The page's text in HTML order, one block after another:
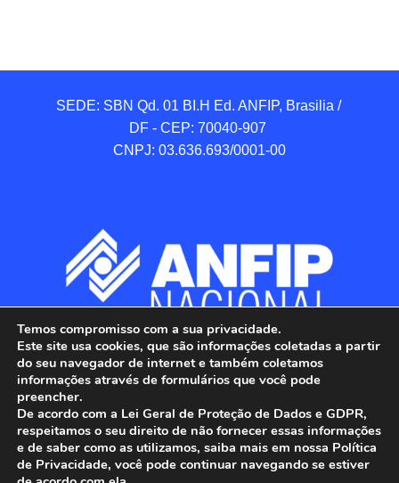
SEDE: SBN Qd. 01 BI.H Ed. ANFIP, Brasilia /
DF - CEP: 70040-907
CNPJ: 03.636.693/0001-00
ANFIP - Associação Nacional dos Auditores
Temos compromisso com a sua privacidade.
Este site usa cookies, que são informações coletadas a partir
do seu navegador de internet e também coletamos
informações através de formulários que você pode
preencher.
De acordo com a Lei Geral de Proteção de Dados e GDPR,
respeitamos o seu direito de não fornecer essas informações
e de saber como as utilizamos, saiba mais em nossa Política
de Privacidade, você pode continuar navegando se estiver